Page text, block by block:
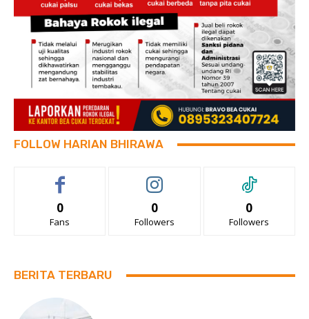
FOLLOW HARIAN BHIRAWA
0
Fans
0
Followers
0
Followers
BERITA TERBARU